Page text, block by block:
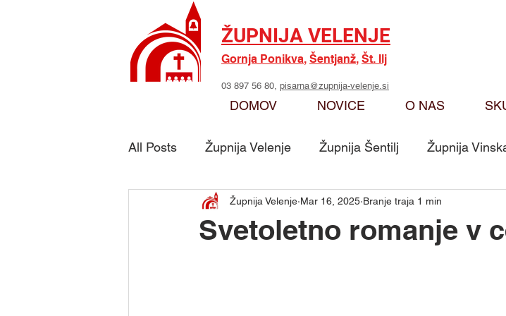
ŽUPNIJA VELENJE
Gornja Ponikva, Šentjanž, Št. Ilj
03 897 56 80, pisarna@zupnija-velenje.si
DOMOV NOVICE O NAS
All Posts Župnija Velenje Župnija Šentilj Župnija
Skupina - Možje sv. Jožefa Oznanila Karitas
Svetoletno romanje v
Župnija Velenje Mar 16, 2025 Branje traja 1 min